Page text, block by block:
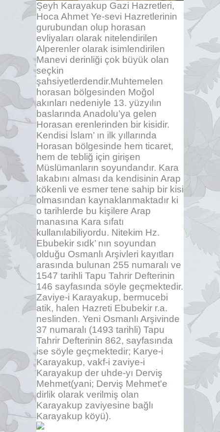
Şeyh Karayakup Gazi Hazretleri,
Hoca Ahmet Ye-sevi Hazretlerinin
gurubundan olup horasan
evliyaları olarak nitelendirilen
Alperenler olarak isimlendirilen
Manevi derinliği çok büyük olan
seçkin
şahsiyetlerdendir.Muhtemelen
horasan bölgesinden Moğol
akınları nedeniyle 13. yüzyılın
baslarında Anadolu’ya gelen
Horasan erenlerinden bir kisidir.
Kendisi İslam’ ın ilk yıllarında
Horasan bölgesinde hem ticaret,
hem de tebliğ için girişen
Müslümanların soyundandır. Kara
lakabını alması da kendisinin Arap
kökenli ve esmer tene sahip bir kisi
olmasından kaynaklanmaktadır ki
o tarihlerde bu kişilere Arap
manasına Kara sıfatı
kullanılabiliyordu. Nitekim Hz.
Ebubekir sıdk’ nın soyundan
olduğu Osmanlı Arşivleri kayıtları
arasında bulunan 255 numaralı ve
1547 tarihli Tapu Tahrir Defterinin
146 sayfasında söyle geçmektedir.
Zaviye-i Karayakup, bermucebi
atik, halen Hazreti Ebubekir r.a.
neslinden. Yeni Osmanlı Arşivinde
37 numaralı (1493 tarihli) Tapu
Tahrir Defterinin 862, sayfasında
ise söyle geçmektedir; Karye-i
Karayakup, vakf-i zaviye-i
Karayakup der uhde-yı Derviş
Mehmet(yani; Derviş Mehmet'e
dirlik olarak verilmiş olan
Karayakup zaviyesine bağlı
Karayakup köyü).